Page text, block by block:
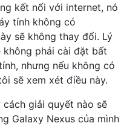
kết nối với internet, nó
tính không có
sẽ không thay đổi. Lý
phải cài đặt bất
nhưng nếu không có
sẽ xem xét điều này.
giải quyết nào sẽ
Galaxy Nexus của mình